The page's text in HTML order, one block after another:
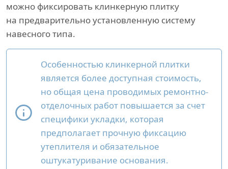
можно фиксировать клинкерную плитку
на предварительно установленную систему
навесного типа.
Особенностью клинкерной плитки
является более доступная стоимость,
но общая цена проводимых ремонтно-
отделочных работ повышается за счет
специфики укладки, которая
предполагает прочную фиксацию
утеплителя и обязательное
оштукатуривание основания.